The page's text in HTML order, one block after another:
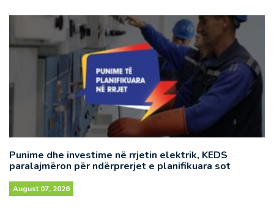
Punime dhe investime në rrjetin elektrik, KEDS
paralajmëron për ndërprerjet e planifikuara sot
August 07, 2026